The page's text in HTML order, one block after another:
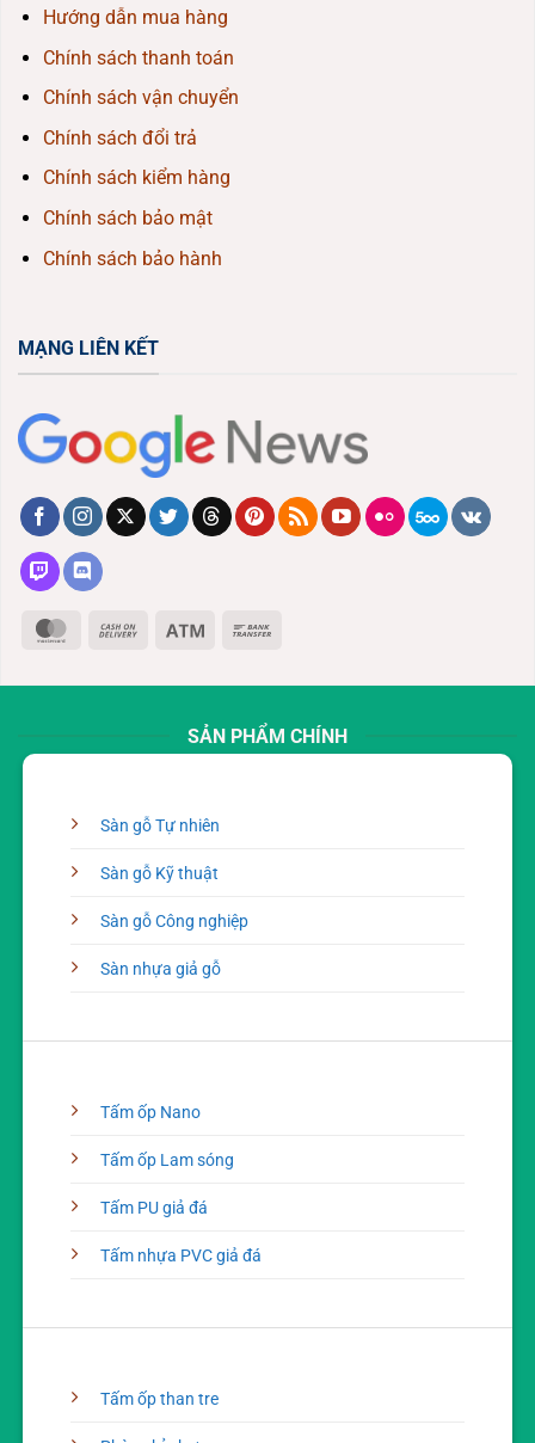
Hướng dẫn mua hàng
Chính sách thanh toán
Chính sách vận chuyển
Chính sách đổi trả
Chính sách kiểm hàng
Chính sách bảo mật
Chính sách bảo hành
MẠNG LIÊN KẾT
MasterCard
Cash
Delivery
Atm
SẢN PHẨM CHÍNH
Sàn gỗ Tự nhiên
Sàn gỗ Kỹ thuật
Sàn gỗ Công nghiệp
Sàn nhựa giả gỗ
Tấm ốp Nano
Tấm ốp Lam sóng
Tấm PU giả đá
Tấm nhựa PVC giả đá
Tấm ốp than tre